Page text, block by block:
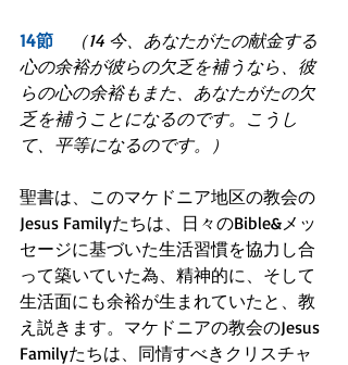
14節 （14 今、あなたがたの献金する
心の余裕が彼らの欠乏を補うなら、彼
らの心の余裕もまた、あなたがたの欠
乏を補うことになるのです。こうし
て、平等になるのです。）
聖書は、このマケドニア地区の教会の
Jesus Familyたちは、日々のBible&メッ
セージに基づいた生活習慣を協力し合
って築いていた為、精神的に、そして
生活面にも余裕が生まれていたと、教
え説きます。マケドニアの教会のJesus
Familyたちは、同情すべきクリスチャ